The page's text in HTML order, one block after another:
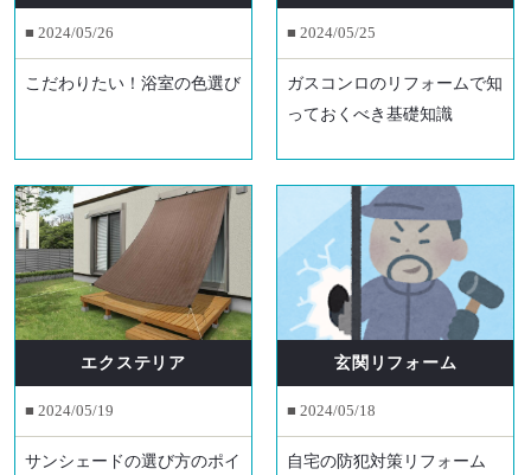
■ 2024/05/26
こだわりたい！浴室の色選び
■ 2024/05/25
ガスコンロのリフォームで知
っておくべき基礎知識
エクステリア
■ 2024/05/19
サンシェードの選び方のポイ
玄関リフォーム
■ 2024/05/18
自宅の防犯対策リフォーム